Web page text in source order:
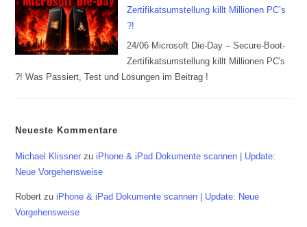
Zertifikatsumstellung killt Millionen PC’s
?!
24/06 Microsoft Die-Day – Secure-Boot-
Zertifikatsumstellung killt Millionen PC's
?! Was Passiert, Test und Lösungen im Beitrag !
Neueste Kommentare
Michael Klissner zuiPhone & iPad Dokumente scannen | Update:
Neue Vorgehensweise
Robert zuiPhone & iPad Dokumente scannen | Update: Neue
Vorgehensweise